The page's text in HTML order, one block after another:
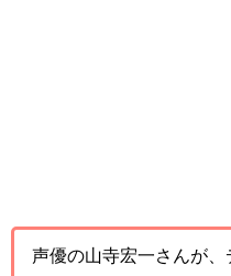
声優の山寺宏一さんが